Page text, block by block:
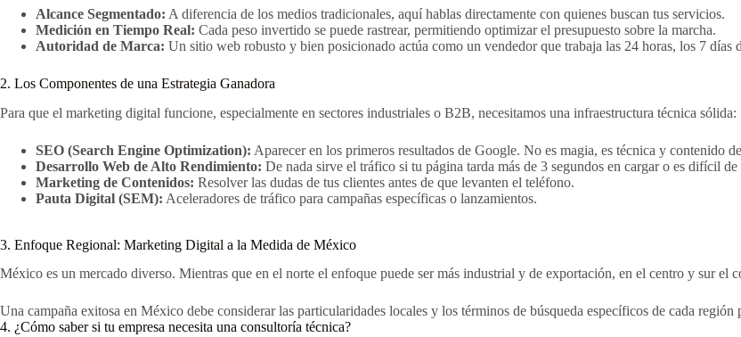
Alcance Segmentado: A diferencia de los medios tradicionales, aquí hablas directamente con quienes buscan tus servicios.
Medición en Tiempo Real: Cada peso invertido se puede rastrear, permitiendo optimizar el presupuesto sobre la marcha.
Autoridad de Marca: Un sitio web robusto y bien posicionado actúa como un vendedor que trabaja las 24 horas, los 7 días
2. Los Componentes de una Estrategia Ganadora
Para que el marketing digital funcione, especialmente en sectores industriales o B2B, necesitamos una infraestructura técnica sólida:
SEO (Search Engine Optimization): Aparecer en los primeros resultados de Google. No es magia, es técnica y contenido
Desarrollo Web de Alto Rendimiento: De nada sirve el tráfico si tu página tarda más de 3 segundos en cargar o es difícil de
Marketing de Contenidos: Resolver las dudas de tus clientes antes de que levanten el teléfono.
Pauta Digital (SEM): Aceleradores de tráfico para campañas específicas o lanzamientos.
3. Enfoque Regional: Marketing Digital a la Medida de México
México es un mercado diverso. Mientras que en el norte el enfoque puede ser más industrial y de exportación, en el centro y sur el
Una campaña exitosa en México debe considerar las particularidades locales y los términos de búsqueda específicos de cada
4. ¿Cómo saber si tu empresa necesita una consultoría técnica?